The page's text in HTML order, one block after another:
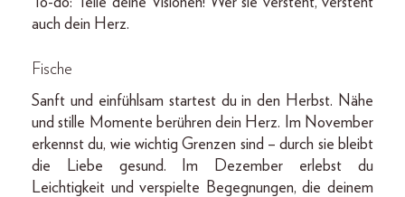
auch dein Herz.
Fische
Sanft und einfühlsam startest du in den Herbst. Nähe
und stille Momente berühren dein Herz. Im November
erkennst du, wie wichtig Grenzen sind – durch sie bleibt
die Liebe gesund. Im Dezember erlebst du
Leichtigkeit und verspielte Begegnungen, die deinem